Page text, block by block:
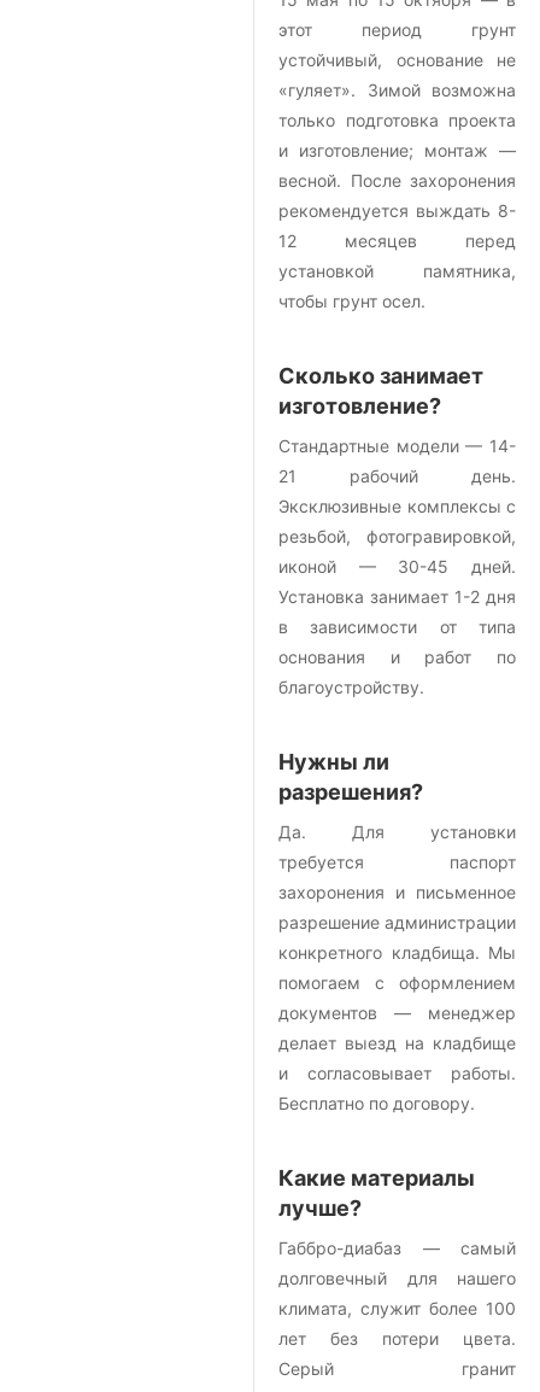
этот период грунт
устойчивый, основание не
«гуляет». Зимой возможна
только подготовка проекта
и изготовление; монтаж —
весной. После захоронения
рекомендуется выждать 8-
12 месяцев перед
установкой памятника,
чтобы грунт осел.
Сколько занимает
изготовление?
Стандартные модели — 14-
21 рабочий день.
Эксклюзивные комплексы с
резьбой, фотогравировкой,
иконой — 30-45 дней.
Установка занимает 1-2 дня
в зависимости от типа
основания и работ по
благоустройству.
Нужны ли
разрешения?
Да. Для установки
требуется паспорт
захоронения и письменное
разрешение администрации
конкретного кладбища. Мы
помогаем с оформлением
документов — менеджер
делает выезд на кладбище
и согласовывает работы.
Бесплатно по договору.
Какие материалы
лучше?
Габбро-диабаз — самый
долговечный для нашего
климата, служит более 100
лет без потери цвета.
Серый гранит